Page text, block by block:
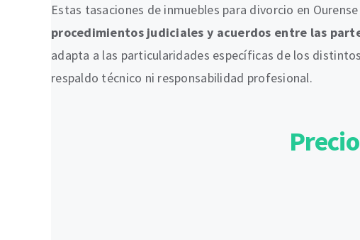
Estas tasaciones de inmuebles para divorcio en
procedimientos judiciales y acuerdos entre las
adapta a las particularidades específicas de los
respaldo técnico ni responsabilidad profesional.